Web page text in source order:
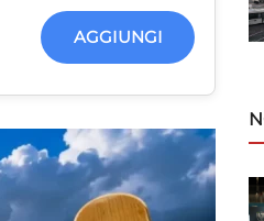
AGGIUNGI